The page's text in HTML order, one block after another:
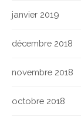
janvier 2019
décembre 2018
novembre 2018
octobre 2018